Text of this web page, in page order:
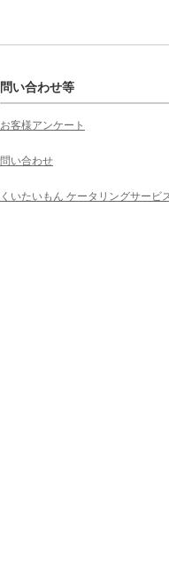
問い合わせ等
お客様アンケート
問い合わせ
くいたいもん ケータリングサービ